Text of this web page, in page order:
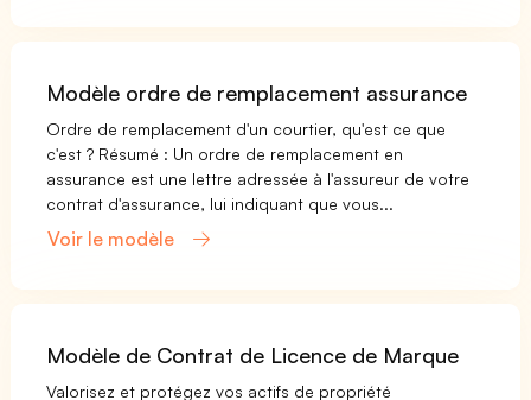
Modèle ordre de remplacement assurance
Ordre de remplacement d'un courtier, qu'est ce que
c'est ? Résumé : Un ordre de remplacement en
assurance est une lettre adressée à l'assureur de votre
contrat d'assurance, lui indiquant que vous...
Voir le modèle
Modèle de Contrat de Licence de Marque
Valorisez et protégez vos actifs de propriété